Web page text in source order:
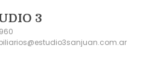
3